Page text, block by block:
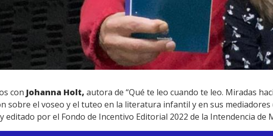
con Johanna Holt, autora de “Qué te leo cuando te leo. Miradas
sobre el voseo y el tuteo en la literatura infantil y en sus mediadores
editado por el Fondo de Incentivo Editorial 2022 de la Intendencia de